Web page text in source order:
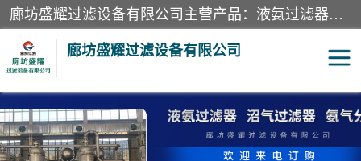
廊坊盛耀过滤设备有限公司主营产品：液氨过滤器、沼气过滤器、氨气分离器、二氧化碳过滤器、过滤器、液氨氨气过滤器、天然气过滤器、管道过滤器、*过滤器、液氨除油除水过滤器、氨气除油除水过滤器、焦炉煤气除焦油过滤器等。
廊坊盛耀过滤设备有限公司
二氧化碳过滤器 过滤器